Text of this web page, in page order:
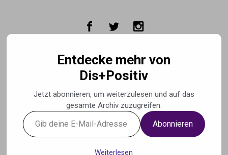
Entdecke mehr von
Dis+Positiv
Jetzt abonnieren, um weiterzulesen und auf das
gesamte Archiv zuzugreifen.
Gib
deine
Abonnieren
Weiterlesen